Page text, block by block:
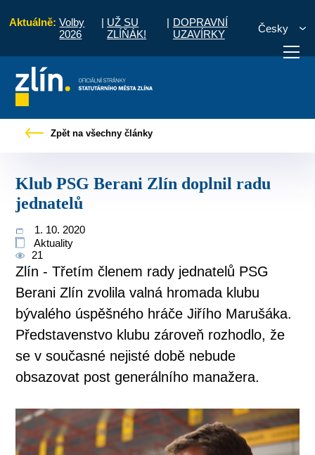
Aktuálně: Volby
2026
| UŽ SU
ZLÍŇÁK!
| DOPRAVNÍ
UZAVÍRKY
Česky
vyřídit Potřebuji zaplatit
Zpět na všechny články
Klub PSG Berani Zlín doplnil radu
jednatelů
1. 10. 2020
Aktuality
21
Zlín - Třetím členem rady jednatelů PSG
Berani Zlín zvolila valná hromada klubu
bývalého úspěšného hráče Jiřího Marušáka.
Představenstvo klubu zároveň rozhodlo, že
se v současné nejisté době nebude
obsazovat post generálního manažera.